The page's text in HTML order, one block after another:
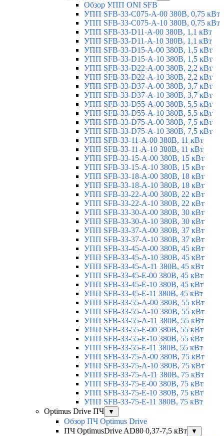
Обзор УПП ONI SFB
УПП SFB-33-C075-A-00 380В, 0,75 кВт
УПП SFB-33-C075-A-10 380В, 0,75 кВт
УПП SFB-33-D11-A-00 380В, 1,1 кВт
УПП SFB-33-D11-A-10 380В, 1,1 кВт
УПП SFB-33-D15-A-00 380В, 1,5 кВт
УПП SFB-33-D15-A-10 380В, 1,5 кВт
УПП SFB-33-D22-A-00 380В, 2,2 кВт
УПП SFB-33-D22-A-10 380В, 2,2 кВт
УПП SFB-33-D37-A-00 380В, 3,7 кВт
УПП SFB-33-D37-A-10 380В, 3,7 кВт
УПП SFB-33-D55-A-00 380В, 5,5 кВт
УПП SFB-33-D55-A-10 380В, 5,5 кВт
УПП SFB-33-D75-A-00 380В, 7,5 кВт
УПП SFB-33-D75-A-10 380В, 7,5 кВт
УПП SFB-33-11-A-00 380В, 11 кВт
УПП SFB-33-11-A-10 380В, 11 кВт
УПП SFB-33-15-A-00 380В, 15 кВт
УПП SFB-33-15-A-10 380В, 15 кВт
УПП SFB-33-18-A-00 380В, 18 кВт
УПП SFB-33-18-A-10 380В, 18 кВт
УПП SFB-33-22-A-00 380В, 22 кВт
УПП SFB-33-22-A-10 380В, 22 кВт
УПП SFB-33-30-A-00 380В, 30 кВт
УПП SFB-33-30-A-10 380В, 30 кВт
УПП SFB-33-37-A-00 380В, 37 кВт
УПП SFB-33-37-A-10 380В, 37 кВт
УПП SFB-33-45-A-00 380В, 45 кВт
УПП SFB-33-45-A-10 380В, 45 кВт
УПП SFB-33-45-A-11 380В, 45 кВт
УПП SFB-33-45-E-00 380В, 45 кВт
УПП SFB-33-45-E-10 380В, 45 кВт
УПП SFB-33-45-E-11 380В, 45 кВт
УПП SFB-33-55-A-00 380В, 55 кВт
УПП SFB-33-55-A-10 380В, 55 кВт
УПП SFB-33-55-A-11 380В, 55 кВт
УПП SFB-33-55-E-00 380В, 55 кВт
УПП SFB-33-55-E-10 380В, 55 кВт
УПП SFB-33-55-E-11 380В, 55 кВт
УПП SFB-33-75-A-00 380В, 75 кВт
УПП SFB-33-75-A-10 380В, 75 кВт
УПП SFB-33-75-A-11 380В, 75 кВт
УПП SFB-33-75-E-00 380В, 75 кВт
УПП SFB-33-75-E-10 380В, 75 кВт
УПП SFB-33-75-E-11 380В, 75 кВт
Optimus Drive ПЧ
▼
Обзор ПЧ Optimus Drive
ПЧ OptimusDrive AD80 0,37-7,5 кВт
▼